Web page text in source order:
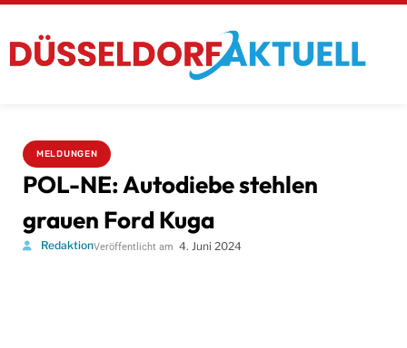
MELDUNGEN
POL-NE: Autodiebe stehlen
grauen Ford Kuga
RedaktionVeröffentlicht am 4. Juni 2024